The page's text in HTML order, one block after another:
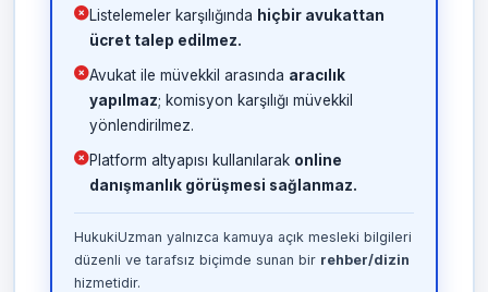
Listelemeler karşılığında hiçbir avukattan
ücret talep edilmez.
Avukat ile müvekkil arasında aracılık
yapılmaz; komisyon karşılığı müvekkil
yönlendirilmez.
Platform altyapısı kullanılarak online
danışmanlık görüşmesi sağlanmaz.
HukukiUzman yalnızca kamuya açık mesleki bilgileri
düzenli ve tarafsız biçimde sunan bir rehber/dizin
hizmetidir.